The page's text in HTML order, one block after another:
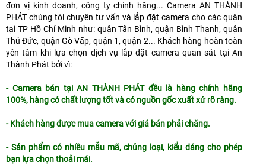
đơn vị kinh doanh, công ty chính hãng... Camera AN THÀNH
PHÁT chúng tôi chuyên tư vấn và lắp đặt camera cho các quận
tại TP Hồ Chí Minh như: quận Tân Bình, quận Bình Thạnh, quận
Thủ Đức, quận Gò Vấp, quận 1, quận 2... Khách hàng hoàn toàn
yên tâm khi lựa chọn dịch vụ lắp đặt camera quan sát tại An
Thành Phát bởi vì:
- Camera bán tại AN THÀNH PHÁT đều là hàng chính hãng
100%, hàng có chất lượng tốt và có nguồn gốc xuất xứ rõ ràng.
- Khách hàng được mua camera với giá bán phải chăng.
- Sản phẩm có nhiều mẫu mã, chủng loại, kiểu dáng cho phép
bạn lựa chọn thoải mái.